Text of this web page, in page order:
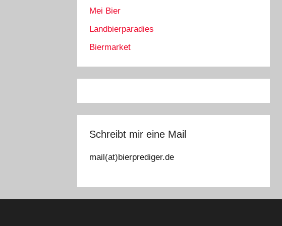
Mei Bier
Landbierparadies
Biermarket
Schreibt mir eine Mail
mail(at)bierprediger.de